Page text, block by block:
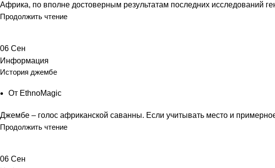
Африка, по вполне достоверным результатам последних исследований
Продолжить чтение
06 Сен
Информация
История джембе
От EthnoMagic
Джембе – голос африканской саванны. Если учитывать место и
Продолжить чтение
06 Сен